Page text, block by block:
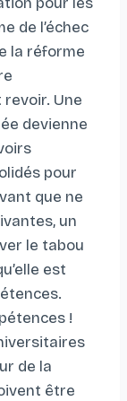
de l’échec
la réforme
Une
devienne
pour
que ne
un
le tabou
est
!
de la
être